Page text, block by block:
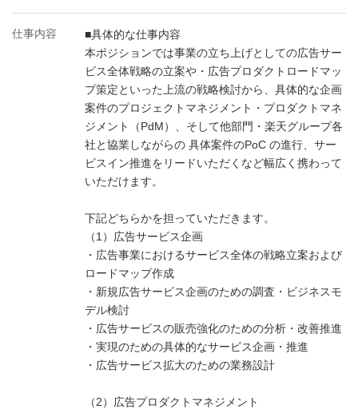
仕事内容
■具体的な仕事内容
本ポジションでは事業の立ち上げとしての広告サー
ビス全体戦略の立案や・広告プロダクトロードマッ
プ策定といった上流の戦略検討から、具体的な企画
案件のプロジェクトマネジメント・プロダクトマネ
ジメント（PdM）、そして他部門・楽天グループ各
社と協業しながらの 具体案件のPoC の進行、サー
ビスイン推進をリードいただくなど幅広く携わって
いただけます。
下記どちらかを担っていただきます。
（1）広告サービス企画
・広告事業におけるサービス全体の戦略立案および
ロードマップ作成
・新規広告サービス企画のための調査・ビジネスモ
デル検討
・広告サービスの販売強化のための分析・改善推進
・実現のための具体的なサービス企画・推進
・広告サービス拡大のための業務設計
（2）広告プロダクトマネジメント